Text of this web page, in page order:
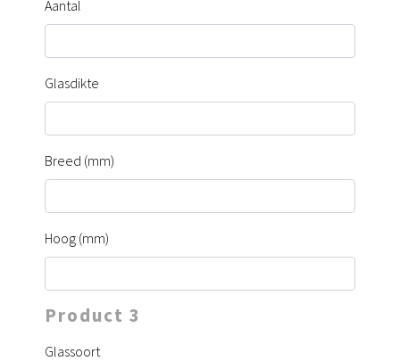
Aantal
Glasdikte
Breed (mm)
Hoog (mm)
Product 3
Glassoort